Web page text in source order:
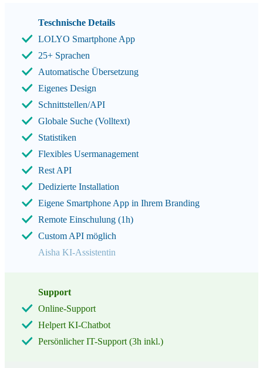
Teschnische Details
LOLYO Smartphone App
25+ Sprachen
Automatische Übersetzung
Eigenes Design
Schnittstellen/API
Globale Suche (Volltext)
Statistiken
Flexibles Usermanagement
Rest API
Dedizierte Installation
Eigene Smartphone App in Ihrem Branding
Remote Einschulung (1h)
Custom API möglich
Aisha KI-Assistentin
Support
Online-Support
Helpert KI-Chatbot
Persönlicher IT-Support (3h inkl.)